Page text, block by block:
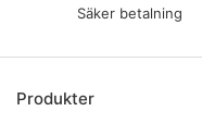
Säker betalning
Produkter